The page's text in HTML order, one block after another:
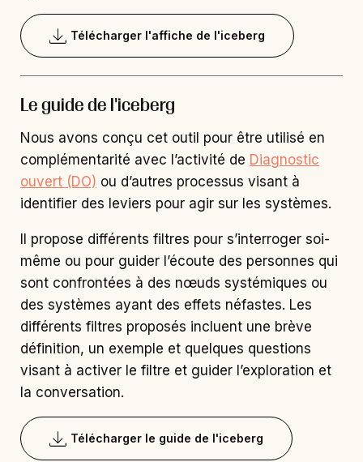
Télécharger l'affiche de l'iceberg
Le guide de l'iceberg
Nous avons conçu cet outil pour être utilisé en
complémentarité avec l’activité de Diagnostic
ouvert (DO) ou d’autres processus visant à
identifier des leviers pour agir sur les systèmes.
Il propose différents filtres pour s’interroger soi-
même ou pour guider l’écoute des personnes qui
sont confrontées à des nœuds systémiques ou
des systèmes ayant des effets néfastes. Les
différents filtres proposés incluent une brève
définition, un exemple et quelques questions
visant à activer le filtre et guider l’exploration et
la conversation.
Télécharger le guide de l'iceberg